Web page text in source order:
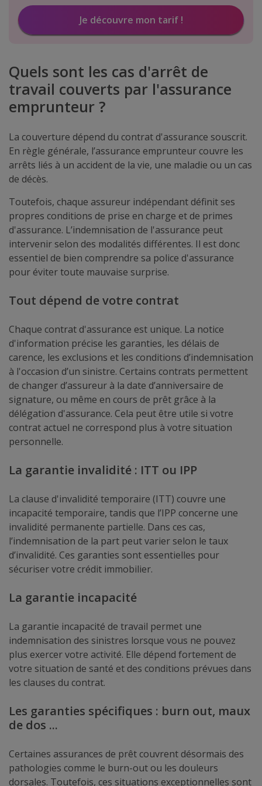
Je découvre mon tarif !
Quels sont les cas d'arrêt de
travail couverts par l'assurance
emprunteur ?
La couverture dépend du contrat d'assurance souscrit.
En règle générale, l’assurance emprunteur couvre les
arrêts liés à un accident de la vie, une maladie ou un cas
de décès.
Toutefois, chaque assureur indépendant définit ses
propres conditions de prise en charge et de primes
d'assurance. L’indemnisation de l'assurance peut
intervenir selon des modalités différentes. Il est donc
essentiel de bien comprendre sa police d'assurance
pour éviter toute mauvaise surprise.
Tout dépend de votre contrat
Chaque contrat d'assurance est unique. La notice
d'information précise les garanties, les délais de
carence, les exclusions et les conditions d’indemnisation
à l'occasion d’un sinistre. Certains contrats permettent
de changer d’assureur à la date d’anniversaire de
signature, ou même en cours de prêt grâce à la
délégation d'assurance. Cela peut être utile si votre
contrat actuel ne correspond plus à votre situation
personnelle.
La garantie invalidité : ITT ou IPP
La clause d'invalidité temporaire (ITT) couvre une
incapacité temporaire, tandis que l’IPP concerne une
invalidité permanente partielle. Dans ces cas,
l’indemnisation de la part peut varier selon le taux
d’invalidité. Ces garanties sont essentielles pour
sécuriser votre crédit immobilier.
La garantie incapacité
La garantie incapacité de travail permet une
indemnisation des sinistres lorsque vous ne pouvez
plus exercer votre activité. Elle dépend fortement de
votre situation de santé et des conditions prévues dans
les clauses du contrat.
Les garanties spécifiques : burn out, maux
de dos ...
Certaines assurances de prêt couvrent désormais des
pathologies comme le burn-out ou les douleurs
dorsales. Toutefois, ces situations exceptionnelles sont